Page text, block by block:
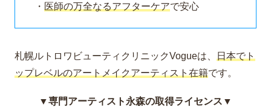
・ 医師の万全なるアフターケアで安心
札幌ルトロワビューティクリニックVogueは、
日本でト
ップレベルのアートメイクアーティスト在籍です。
▼専門アーティスト永森の取得ライセンス▼